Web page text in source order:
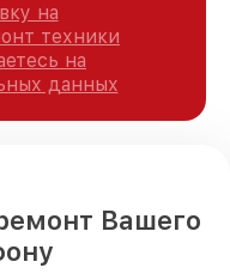
на
техники
на
данных
Вашего